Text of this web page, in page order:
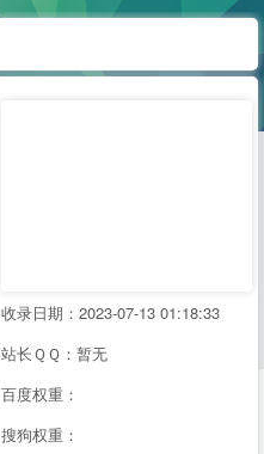
收录日期：2023-07-13 01:18:33
站长ＱＱ：暂无
百度权重：
搜狗权重：